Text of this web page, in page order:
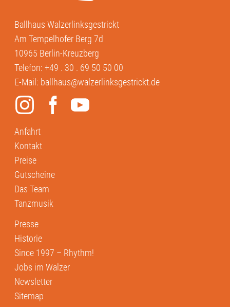
Ballhaus Walzerlinksgestrickt
Am Tempelhofer Berg 7d
10965 Berlin-Kreuzberg
Telefon:+49 . 30 . 69 50 50 00
E-Mail: ballhaus@walzerlinksgestrickt.de
Anfahrt
Kontakt
Preise
Gutscheine
Das Team
Tanzmusik
Presse
Historie
Since 1997 – Rhythm!
Jobs im Walzer
Newsletter
Sitemap